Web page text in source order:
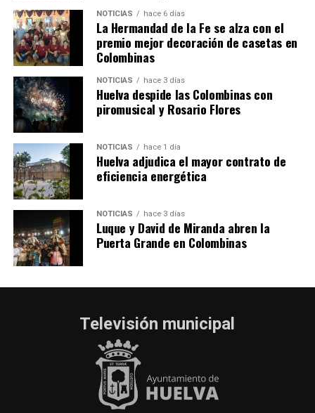
QUINTA CORRIDA DE LAS FIESTAS COLOMBINAS
2026
hace 4 días· Huelvatv
NOTICIAS hace 6 días
La Hermandad de la Fe se alza con el
premio mejor decoración de casetas en
Colombinas
NOTICIAS hace 3 días
Huelva despide las Colombinas con
piromusical y Rosario Flores
NOTICIAS hace 1 día
Huelva adjudica el mayor contrato de
eficiencia energética
NOTICIAS hace 3 días
Luque y David de Miranda abren la
Puerta Grande en Colombinas
Televisión municipal